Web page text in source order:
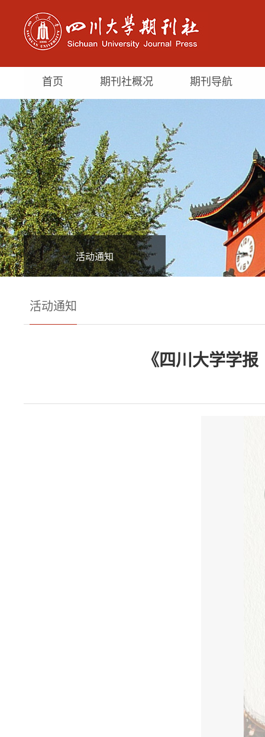
首页 期刊社概况 期刊导航
活动通知
活动通知
《四川大学学